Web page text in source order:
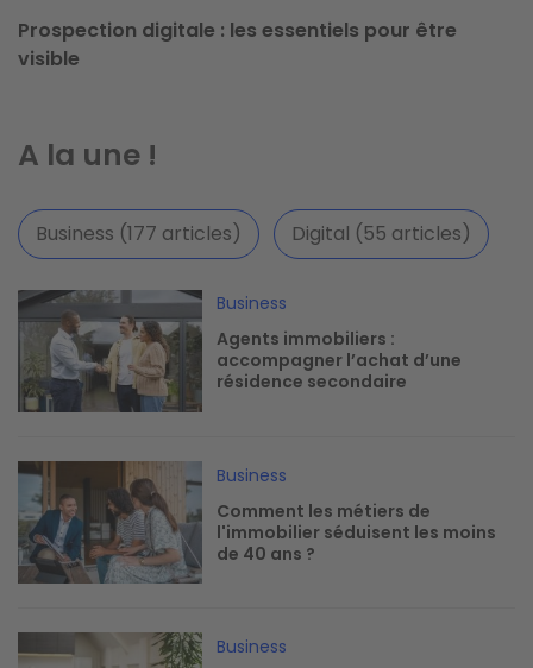
Prospection digitale : les essentiels pour être
visible
A la une !
Business (177 articles) Digital (55 articles)
Image
Business
Agents immobiliers :
accompagner l’achat d’une
résidence secondaire
Image
Business
Comment les métiers de
l'immobilier séduisent les moins
de 40 ans ?
Image
Business